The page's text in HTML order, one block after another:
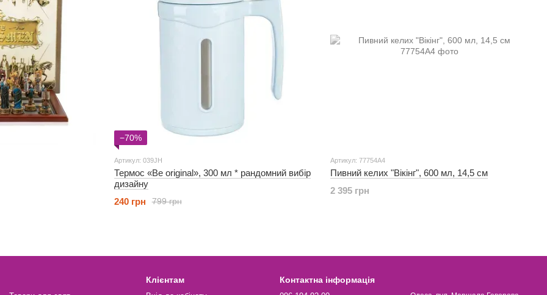
−70%
Артикул: 039JH
Термос «Be original», 300 мл * рандомний вибір
дизайну
799 грн
240 грн
Артикул: 77754A4
Пивний келих "Вікінг", 600 мл, 14,5 см
2 395 грн
Клієнтам Контактна інформація